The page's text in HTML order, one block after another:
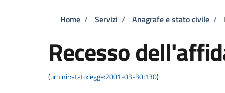
Briciole di pane
Home / Servizi / Anagrafe e stato civile /
Recesso
(urn:nir:stato:legge:2001-03-30;130)